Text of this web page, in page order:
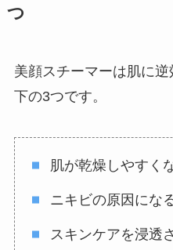
つ
美顔スチーマーは肌に
下の3つです。
肌が乾燥しやすく
ニキビの原因にな
スキンケアを浸透